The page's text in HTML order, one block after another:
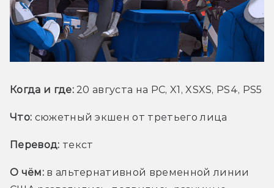
Когда и где: 20 августа на PC, X1, XSXS, PS4, PS5
Что: сюжетный экшен от третьего лица
Перевод: текст
О чём: в альтернативной временной линии